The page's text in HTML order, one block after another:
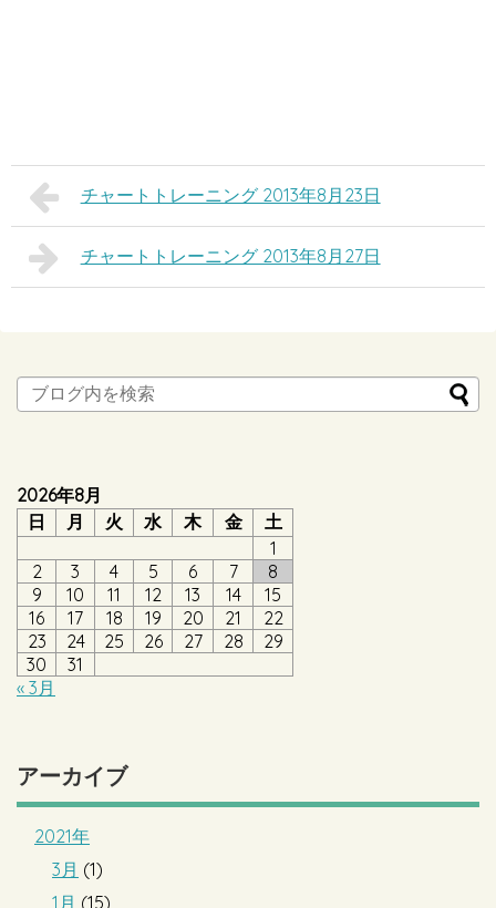
チャートトレーニング 2013年8月23日
チャートトレーニング 2013年8月27日
2026年8月
日
月 火 水 木 金
土
1
2
3 4 5 6 7
8
9
10 11 12 13 14
15
16
17 18 19 20 21
22
23
24 25 26 27 28
29
30
31
« 3月
アーカイブ
2021年
3月 (1)
1月 (15)